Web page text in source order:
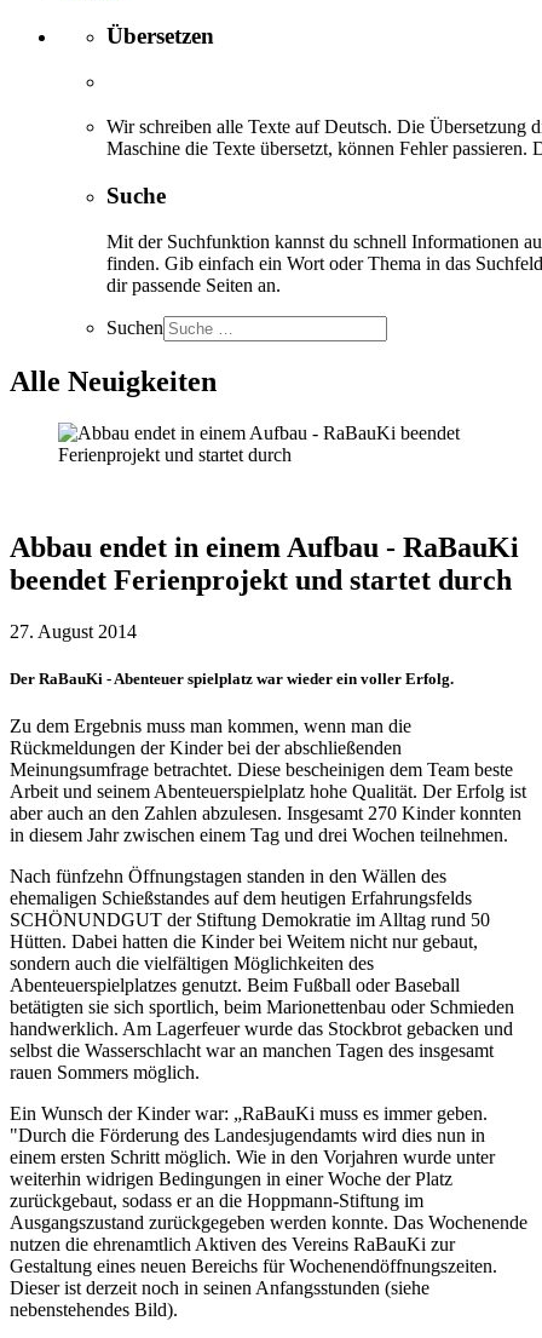
Übersetzen
Wir schreiben alle Texte auf Deutsch. Die Übersetzung
Maschine die Texte übersetzt, können Fehler passieren.
Suche
Mit der Suchfunktion kannst du schnell Informationen
finden. Gib einfach ein Wort oder Thema in das
dir passende Seiten an.
Suchen
Alle Neuigkeiten
Abbau endet in einem Aufbau - RaBauKi
beendet Ferienprojekt und startet durch
27. August 2014
Der RaBauKi - Abenteuer spielplatz war wieder ein voller Erfolg.
Zu dem Ergebnis muss man kommen, wenn man die
Rückmeldungen der Kinder bei der abschließenden
Meinungsumfrage betrachtet. Diese bescheinigen dem Team beste
Arbeit und seinem Abenteuerspielplatz hohe Qualität. Der Erfolg ist
aber auch an den Zahlen abzulesen. Insgesamt 270 Kinder konnten
in diesem Jahr zwischen einem Tag und drei Wochen teilnehmen.
Nach fünfzehn Öffnungstagen standen in den Wällen des
ehemaligen Schießstandes auf dem heutigen Erfahrungsfelds
SCHÖNUNDGUT der Stiftung Demokratie im Alltag rund 50
Hütten. Dabei hatten die Kinder bei Weitem nicht nur gebaut,
sondern auch die vielfältigen Möglichkeiten des
Abenteuerspielplatzes genutzt. Beim Fußball oder Baseball
betätigten sie sich sportlich, beim Marionettenbau oder Schmieden
handwerklich. Am Lagerfeuer wurde das Stockbrot gebacken und
selbst die Wasserschlacht war an manchen Tagen des insgesamt
rauen Sommers möglich.
Ein Wunsch der Kinder war: „RaBauKi muss es immer geben.
"Durch die Förderung des Landesjugendamts wird dies nun in
einem ersten Schritt möglich. Wie in den Vorjahren wurde unter
weiterhin widrigen Bedingungen in einer Woche der Platz
zurückgebaut, sodass er an die Hoppmann-Stiftung im
Ausgangszustand zurückgegeben werden konnte. Das Wochenende
nutzen die ehrenamtlich Aktiven des Vereins RaBauKi zur
Gestaltung eines neuen Bereichs für Wochenendöffnungszeiten.
Dieser ist derzeit noch in seinen Anfangsstunden (siehe
nebenstehendes Bild).